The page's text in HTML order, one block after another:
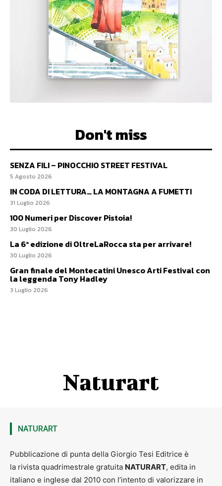
Don't miss
SENZA FILI – PINOCCHIO STREET FESTIVAL
5 Agosto 2026
IN CODA DI LETTURA… LA MONTAGNA A FUMETTI
31 Luglio 2026
100 Numeri per Discover Pistoia!
30 Luglio 2026
La 6ª edizione di OltreLaRocca sta per arrivare!
30 Luglio 2026
Gran finale del Montecatini Unesco Arti Festival con
la leggenda Tony Hadley
3 Luglio 2026
Naturart
NATURART
Pubblicazione di punta della Giorgio Tesi Editrice è
la rivista quadrimestrale gratuita NATURART, edita in
italiano e inglese dal 2010 con l’intento di valorizzare in